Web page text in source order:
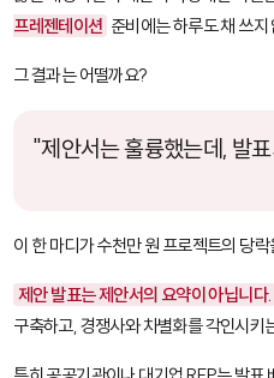
프레젠테이션 준비에는 하루도 채 쓰지
그 결과는 어떨까요?
"제안서는 훌륭했는데, 발
이 한 마디가 수천만 원 프로젝트의 당락
제안 발표는 제안서의 요약이 아닙니다.
구축하고, 경쟁사와 차별화를 각인시키